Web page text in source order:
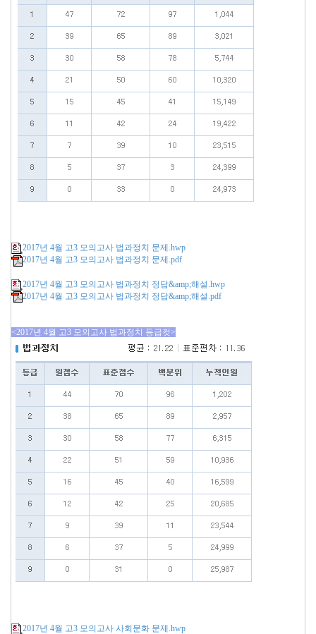
2017년 4월 고3 모의고사 법과정치 문제.hwp
2017년 4월 고3 모의고사 법과정치 문제.pdf
2017년 4월 고3 모의고사 법과정치 정답&amp;해설.hwp
2017년 4월 고3 모의고사 법과정치 정답&amp;해설.pdf
<2017년 4월 고3 모의고사 법과정치 등급컷>
2017년 4월 고3 모의고사 사회문화 문제.hwp